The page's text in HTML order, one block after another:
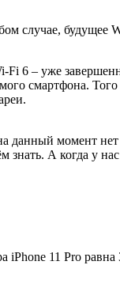
случае, будущее
6 – уже
смартфона.
данный момент
А когда у нас
iPhone 11 Pro